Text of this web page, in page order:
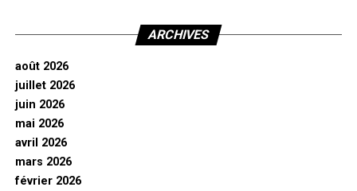
ARCHIVES
août 2026
juillet 2026
juin 2026
mai 2026
avril 2026
mars 2026
février 2026